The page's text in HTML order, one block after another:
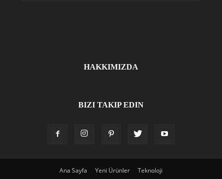
HAKKIMIZDA
BIZI TAKIP EDIN
Ana Sayfa Yeni Ürünler Teknoloji